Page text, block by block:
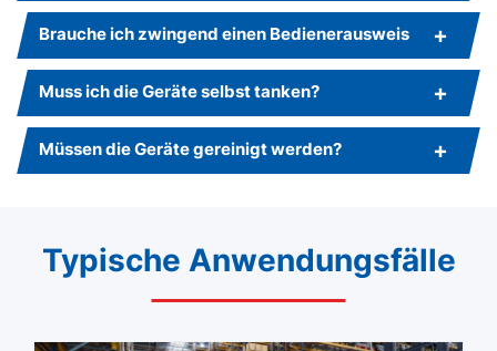
Brauche ich zwingend einen Bedienerausweis
Muss ich die Geräte selbst tanken?
Müssen die Geräte gereinigt werden?
Typische Anwendungsfälle